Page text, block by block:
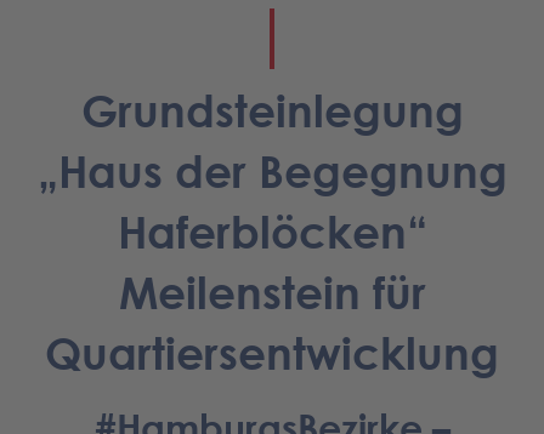
Grundsteinlegung
„Haus der Begegnung
Haferblöcken“
Meilenstein für
Quartiersentwicklung